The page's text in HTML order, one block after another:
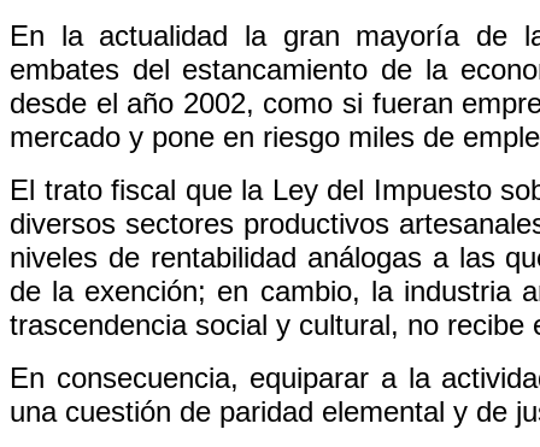
En la actualidad la gran mayoría de
embates del estancamiento de la
desde el año 2002, como si fueran
mercado y pone en riesgo miles de
El trato fiscal que la Ley del Impuesto
diversos sectores productivos
niveles de rentabilidad análogas a las
de la exención; en cambio, la industria
trascendencia social y cultural, no
En consecuencia, equiparar a la
una cuestión de paridad elemental y de